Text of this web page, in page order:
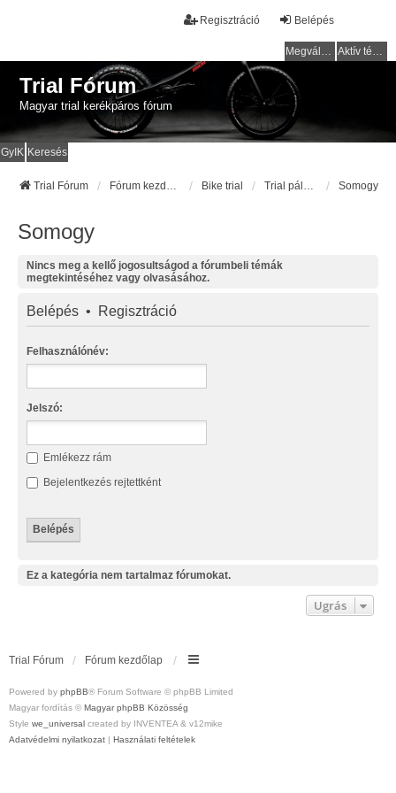
Belépés
Regisztráció
Megválaszolatlan témák Aktív témák
Trial Fórum
Magyar trial kerékpáros fórum
GyIK Keresés
Trial Fórum Bike trial Somogy
Somogy
Nincs meg a kellő jogosultságod a fórumbeli témák
megtekintéséhez vagy olvasásához.
Belépés • Regisztráció
Felhasználónév:
Jelszó:
Emlékezz rám
Bejelentkezés rejtettként
Ez a kategória nem tartalmaz fórumokat.
Ugrás
Trial Fórum Fórum kezdőlap
Powered by phpBB® Forum Software © phpBB Limited
Magyar fordítás © Magyar phpBB Közösség
Style we_universal created by INVENTEA & v12mike
Adatvédelmi nyilatkozat | Használati feltételek